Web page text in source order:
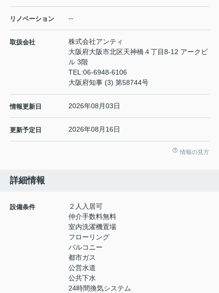
リノベーション --
取扱会社
株式会社アンティ
大阪府大阪市北区天神橋４丁目8-12 アークビ
ル 3階
TEL:06-6948-6106
大阪府知事 (3) 第58744号
情報更新日 2026年08月03日
更新予定日 2026年08月16日
情報の見方
詳細情報
設備条件
２人入居可
仲介手数料無料
室内洗濯機置場
フローリング
バルコニー
都市ガス
公営水道
公共下水
24時間換気システム